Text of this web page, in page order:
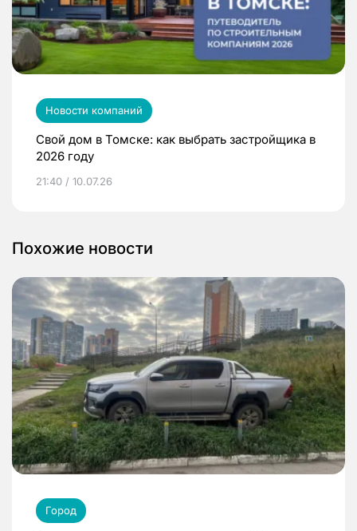
Новости компаний
Свой дом в Томске: как выбрать застройщика в
2026 году
21:40 / 10.07.26
Похожие новости
Город